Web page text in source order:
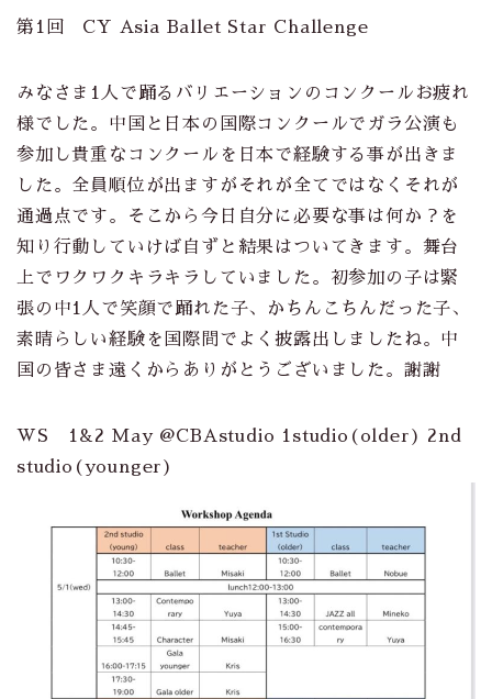
第1回 CY Asia Ballet Star Challenge
みなさま1人で踊るバリエーションのコンクールお疲れ
様でした。中国と日本の国際コンクールでガラ公演も
参加し貴重なコンクールを日本で経験する事が出きま
した。全員順位が出ますがそれが全てではなくそれが
通過点です。そこから今日自分に必要な事は何か？を
知り行動していけば自ずと結果はついてきます。舞台
上でワクワクキラキラしていました。初参加の子は緊
張の中1人で笑顔で踊れた子、かちんこちんだった子、
素晴らしい経験を国際間でよく披露出しましたね。中
国の皆さま遠くからありがとうございました。謝謝
WS 1&2 May @CBAstudio 1studio(older) 2nd
studio(younger)